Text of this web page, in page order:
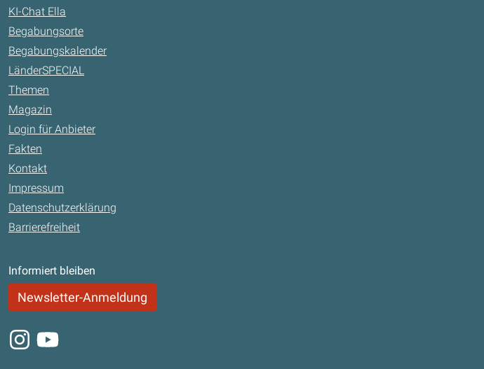
KI-Chat Ella
Begabungsorte
Begabungskalender
LänderSPECIAL
Themen
Magazin
Login für Anbieter
Fakten
Kontakt
Impressum
Datenschutzerklärung
Barrierefreiheit
Informiert bleiben
Newsletter-Anmeldung
Instagram
Youtube